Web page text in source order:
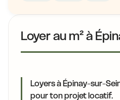
Loyer au m² à
Loyers à Épinay-sur-
pour ton projet locatif.